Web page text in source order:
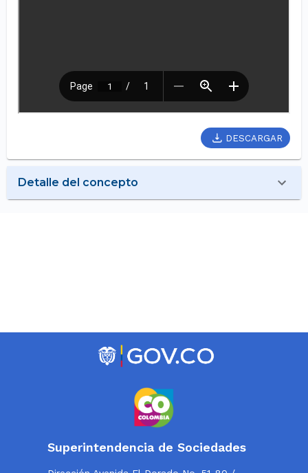
DESCARGAR
Detalle del concepto
Superintendencia de Sociedades